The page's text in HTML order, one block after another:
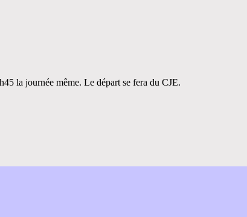
la journée même. Le départ se fera du CJE.